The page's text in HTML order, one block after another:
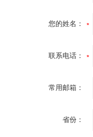
您的姓名：
联系电话：
常用邮箱：
省份：